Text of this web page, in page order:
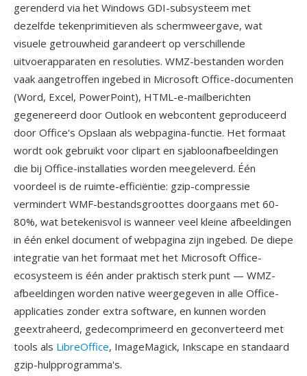
gerenderd via het Windows GDI-subsysteem met
dezelfde tekenprimitieven als schermweergave, wat
visuele getrouwheid garandeert op verschillende
uitvoerapparaten en resoluties. WMZ-bestanden worden
vaak aangetroffen ingebed in Microsoft Office-documenten
(Word, Excel, PowerPoint), HTML-e-mailberichten
gegenereerd door Outlook en webcontent geproduceerd
door Office's Opslaan als webpagina-functie. Het formaat
wordt ook gebruikt voor clipart en sjabloonafbeeldingen
die bij Office-installaties worden meegeleverd. Één
voordeel is de ruimte-efficiëntie: gzip-compressie
vermindert WMF-bestandsgroottes doorgaans met 60-
80%, wat betekenisvol is wanneer veel kleine afbeeldingen
in één enkel document of webpagina zijn ingebed. De diepe
integratie van het formaat met het Microsoft Office-
ecosysteem is één ander praktisch sterk punt — WMZ-
afbeeldingen worden native weergegeven in alle Office-
applicaties zonder extra software, en kunnen worden
geextraheerd, gedecomprimeerd en geconverteerd met
tools als LibreOffice, ImageMagick, Inkscape en standaard
gzip-hulpprogramma's.